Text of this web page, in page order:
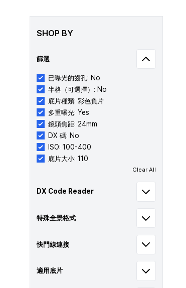
SHOP BY
篩選
已曝光的齒孔: No
半格（可選擇）: No
底片種類: 彩色負片
多重曝光: Yes
鏡頭焦距: 24mm
DX 碼: No
ISO: 100-400
底片大小: 110
Clear All
DX Code Reader
特殊全景格式
快門線連接
適用底片